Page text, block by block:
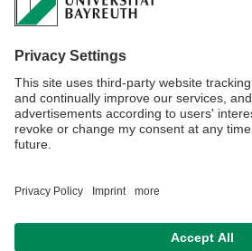
(national/international)
Graduiertenausbildung